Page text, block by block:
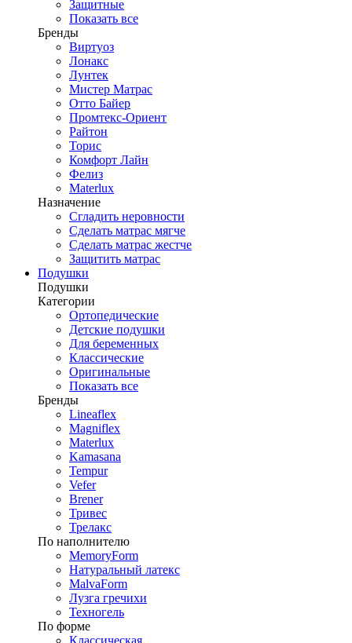
Защитные
Показать все
Бренды
Виртуоз
Лонакс
Лунтек
Мистер Матрас
Отто Байер
Промтекс-Ориент
Райтон
Торис
Комфорт Лайн
Фелиз
Materlux
Назначение
Сгладить неровности
Сделать матрас мягче
Сделать матрас жестче
Защитить матрас
Подушки
Подушки
Категории
Ортопедические
Детские подушки
Для беременных
Классические
Оригинальные
Показать все
Бренды
Lineaflex
Magniflex
Materlux
Kamasana
Tempur
Vefer
Brener
Тривес
Трелакс
По наполнителю
MemoryForm
Натуральный латекс
MalvaForm
Лузга гречихи
Техногель
По форме
Классическая